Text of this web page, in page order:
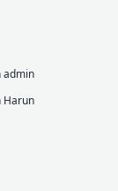
admin
Harun